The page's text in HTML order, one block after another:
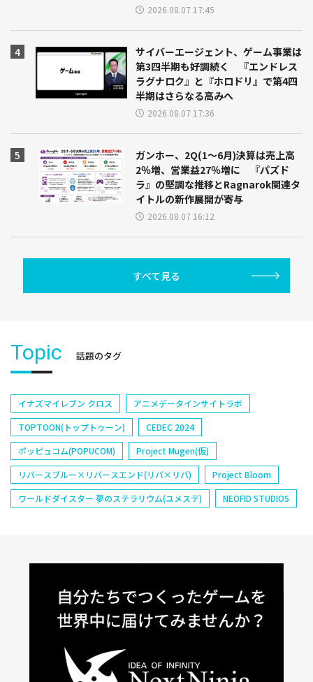
2026.08.07 17:45
サイバーエージェント、ゲーム事業は
第3四半期も好調続く 『エンドレス
ラグナロク』と『ホロドリ』で第4四
半期はさらなる高みへ
2026.08.07 17:36
ガンホー、2Q(1～6月)決算は売上高
2％増、営業益27％増に 『パズド
ラ』の堅調な推移とRagnarok関連タ
イトルの新作展開が寄与
2026.08.07 16:12
すべて見る
Topic 話題のタグ
イナズマイレブン クロス
アニメデータインサイトラボ
TOPTOON(トップトゥーン)
CEDEC 2024
ポッピュコム(POPUCOM)
Project Mugen(仮)
リバースブルー×リバースエンド(リバ×リバ)
Project Bloom
ワールドダイスター 夢のステラリウム(ユメステ)
NEOFID STUDIOS